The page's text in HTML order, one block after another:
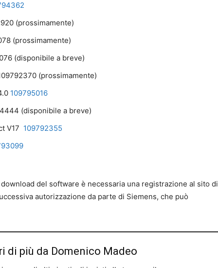
(prossimamente)
(prossimamente)
(disponibile a breve)
(prossimamente)
109795016
(disponibile a breve)
V17 109792355
del software è necessaria una registrazione al sito di
autorizzazione da parte di Siemens, che può
di più da Domenico Madeo